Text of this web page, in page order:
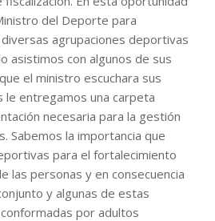
del Deporte para
agrupaciones deportivas
asistimos con algunos de sus
el ministro escuchara sus
entregamos una carpeta
necesaria para la gestión
Sabemos la importancia que
para el fortalecimiento
las personas y en consecuencia
y algunas de estas
por adultos